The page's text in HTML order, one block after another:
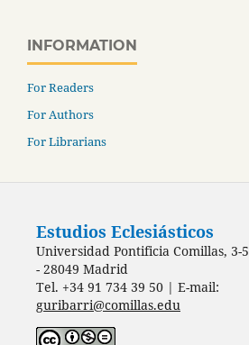
INFORMATION
For Readers
For Authors
For Librarians
Estudios Eclesiásticos
Universidad Pontificia Comillas, 3-5
- 28049 Madrid
Tel. +34 91 734 39 50 | E-mail:
guribarri@comillas.edu